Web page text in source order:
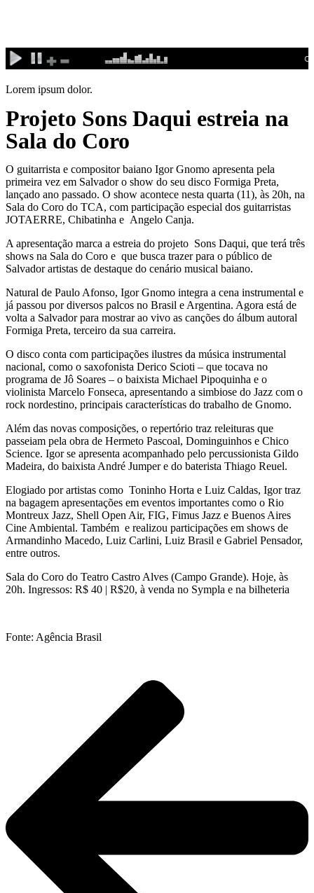
conteúdo
Lorem ipsum dolor.
Projeto Sons Daqui estreia na
Sala do Coro
O guitarrista e compositor baiano Igor Gnomo apresenta pela
primeira vez em Salvador o show do seu disco Formiga Preta,
lançado ano passado. O show acontece nesta quarta (11), às 20h, na
Sala do Coro do TCA, com participação especial dos guitarristas
JOTAERRE, Chibatinha e Angelo Canja.
A apresentação marca a estreia do projeto Sons Daqui, que terá três
shows na Sala do Coro e que busca trazer para o público de
Salvador artistas de destaque do cenário musical baiano.
Natural de Paulo Afonso, Igor Gnomo integra a cena instrumental e
já passou por diversos palcos no Brasil e Argentina. Agora está de
volta a Salvador para mostrar ao vivo as canções do álbum autoral
Formiga Preta, terceiro da sua carreira.
O disco conta com participações ilustres da música instrumental
nacional, como o saxofonista Derico Scioti – que tocava no
programa de Jô Soares – o baixista Michael Pipoquinha e o
violinista Marcelo Fonseca, apresentando a simbiose do Jazz com o
rock nordestino, principais características do trabalho de Gnomo.
Além das novas composições, o repertório traz releituras que
passeiam pela obra de Hermeto Pascoal, Dominguinhos e Chico
Science. Igor se apresenta acompanhado pelo percussionista Gildo
Madeira, do baixista André Jumper e do baterista Thiago Reuel.
Elogiado por artistas como Toninho Horta e Luiz Caldas, Igor traz
na bagagem apresentações em eventos importantes como o Rio
Montreux Jazz, Shell Open Air, FIG, Fimus Jazz e Buenos Aires
Cine Ambiental. Também e realizou participações em shows de
Armandinho Macedo, Luiz Carlini, Luiz Brasil e Gabriel Pensador,
entre outros.
Sala do Coro do Teatro Castro Alves (Campo Grande). Hoje, às
20h. Ingressos: R$ 40 | R$20, à venda no Sympla e na bilheteria
Fonte: Agência Brasil